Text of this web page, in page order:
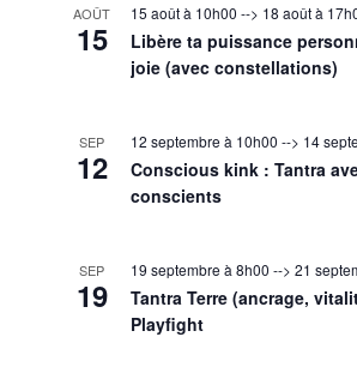
AOÛT
15
15 août à 10h00 --> 18 août à
Libère ta puissance
joie (avec constellations)
SEP
12
12 septembre à 10h00 --> 14
Conscious kink : Tantra
conscients
SEP
19
19 septembre à 8h00 --> 21
Tantra Terre (ancrage,
Playfight